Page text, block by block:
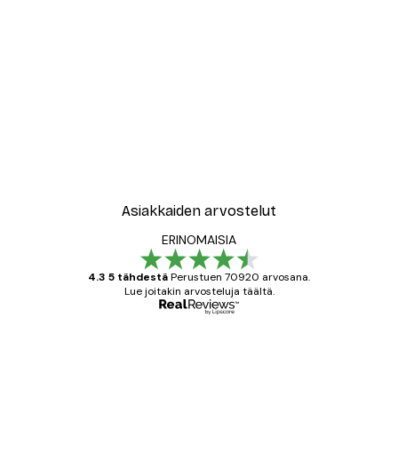
Asiakkaiden arvostelut
ERINOMAISIA
4.3 5 tähdestäPerustuen 70920 arvosana.
Lue joitakin arvosteluja täältä.